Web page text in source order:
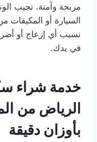
مربحة وآمنة. نجيب
السيارة أو
نسبب أي إزعاج أو
في يدك.
خدمة شراء
الرياض من
بأوزان دقيقة